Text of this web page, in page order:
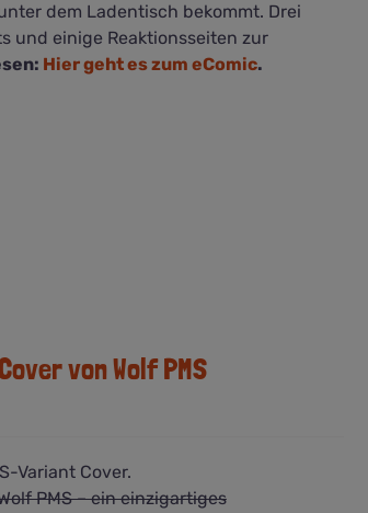
dem Ladentisch bekommt. Drei
und einige Reaktionsseiten zur
Hier geht es zum eComic.
von Wolf PMS
Variant Cover.
PMS – ein einzigartiges